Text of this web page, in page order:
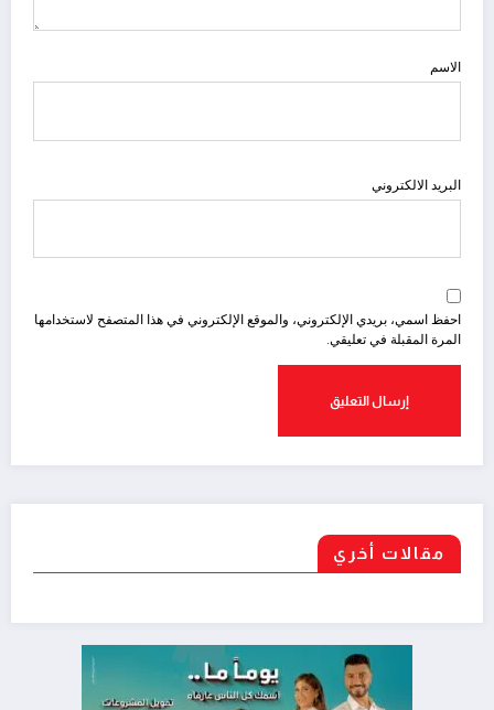
الاسم
البريد الالكتروني
احفظ اسمي، بريدي الإلكتروني، والموقع الإلكتروني في هذا المتصفح لاستخدامها
المرة المقبلة في تعليقي.
مقالات أخري